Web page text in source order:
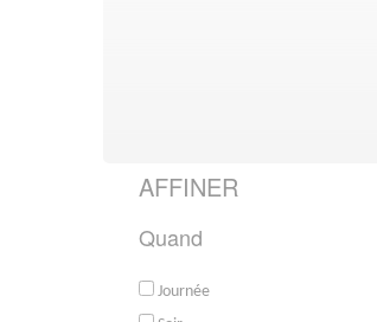
AFFINER
Quand
Journée